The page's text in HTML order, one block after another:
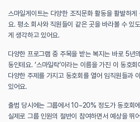
스마일게이트는 다양한 조직문화 활동을 활발하게
요. 평소 회사와 직원들이 같은 곳을 바라볼 수 있
게 생각하고 있어요.
다양한 프로그램 중 주목을 받는 복지는 바로 5년
동인데요. ‘스마일락’이라는 이름을 가진 이 동호
다양한 주제를 가지고 동호회를 열어 임직원들과
있어요.
출범 당시에는 그룹에서 10~20% 정도가 동호회
실제로 그룹 인원의 절반이 참여하면서 예상을 뛰